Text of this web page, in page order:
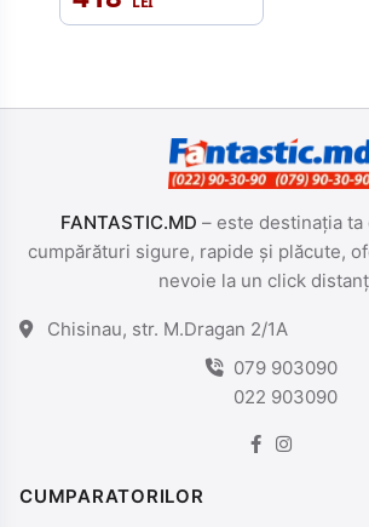
FANTASTIC.MD – este destinația
cumpărături sigure, rapide și plăcute,
nevoie la un click
Chisinau, str. M.Dragan 2/1A
079 903090
022 903090
CUMPARATORILOR